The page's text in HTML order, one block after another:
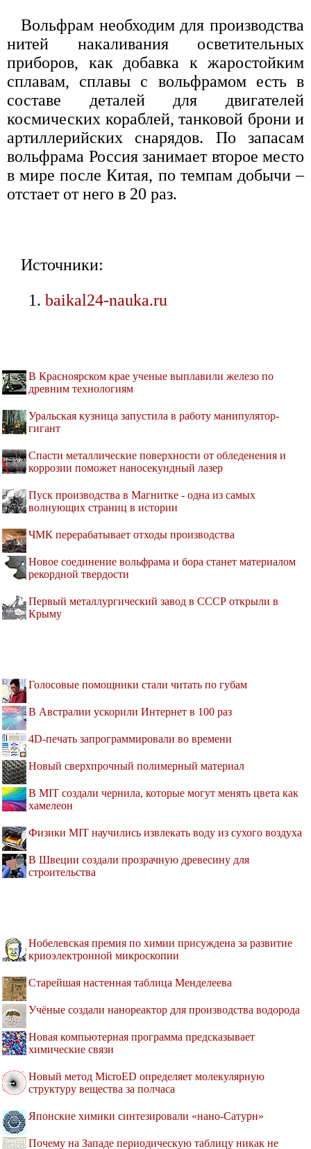
Вольфрам необходим для производства
нитей накаливания осветительных
приборов, как добавка к жаростойким
сплавам, сплавы с вольфрамом есть в
составе деталей для двигателей
космических кораблей, танковой брони и
артиллерийских снарядов. По запасам
вольфрама Россия занимает второе место
в мире после Китая, по темпам добычи –
отстает от него в 20 раз.
Источники:
baikal24-nauka.ru
В Красноярском крае ученые выплавили железо по
древним технологиям
Уральская кузница запустила в работу манипулятор-
гигант
Спасти металлические поверхности от обледенения и
коррозии поможет наносекундный лазер
Пуск производства в Магнитке - одна из самых
волнующих страниц в истории
ЧМК перерабатывает отходы производства
Новое соединение вольфрама и бора станет материалом
рекордной твердости
Первый металлургический завод в СССР открыли в
Крыму
Голосовые помощники стали читать по губам
В Австралии ускорили Интернет в 100 раз
4D-печать запрограммировали во времени
Новый сверхпрочный полимерный материал
В MIT создали чернила, которые могут менять цвета как
хамелеон
Физики MIT научились извлекать воду из сухого воздуха
В Швеции создали прозрачную древесину для
строительства
Нобелевская премия по химии присуждена за развитие
криоэлектронной микроскопии
Старейшая настенная таблица Менделеева
Учёные создали нанореактор для производства водорода
Новая компьютерная программа предсказывает
химические связи
Новый метод MicroED определяет молекулярную
структуру вещества за полчаса
Японские химики синтезировали «нано-Сатурн»
Почему на Западе периодическую таблицу никак не